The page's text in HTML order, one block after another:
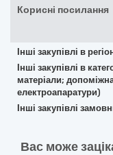
Корисні посилання
Інші закупівлі в
Інші закупівлі в
матеріали;
електроапаратури)
Інші закупівлі
Вас може